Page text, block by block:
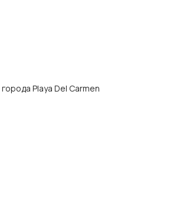
Playa Del Carmen